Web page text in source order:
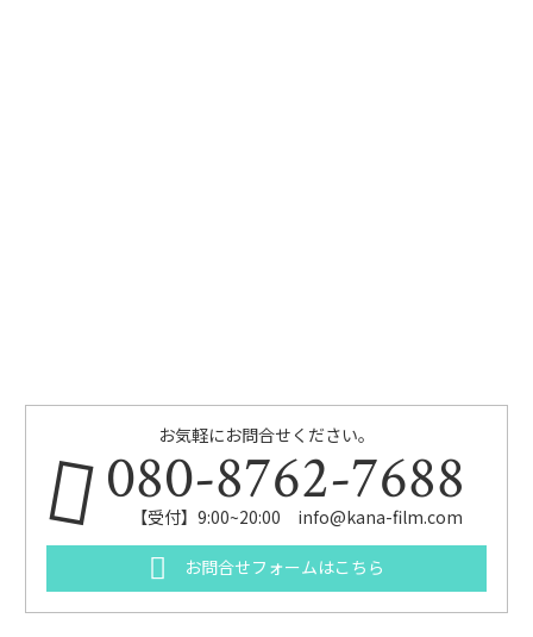
お気軽にお問合せください。
080-8762-7688
【受付】9:00~20:00 info@kana-film.com
お問合せフォームはこちら